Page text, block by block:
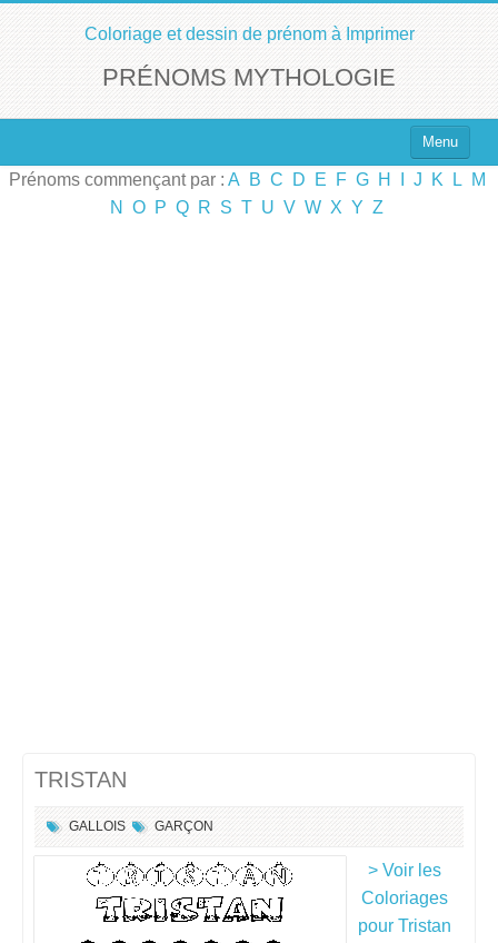
Coloriage et dessin de prénom à Imprimer
PRÉNOMS MYTHOLOGIE
Menu
Top 100 des Prénoms
Prénoms commençant par : A B C D E F G H J K L
M
N
O P Q R S T U V W X Y Z
TRISTAN
GALLOIS GARÇON
> Voir les
Coloriages
pour Tristan